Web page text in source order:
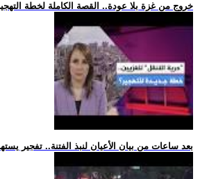
.. خروج من غزة بلا عودة.. القصة الكاملة لخطة
.. بعد ساعات من بيان الأعيان لنبذ الفتنة.. تفجير